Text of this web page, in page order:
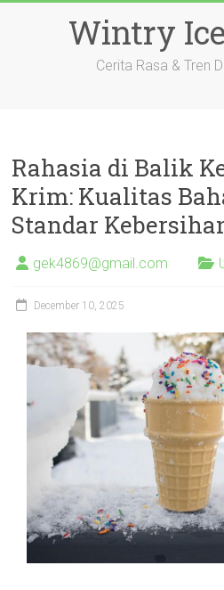
Wintry
Cerita Rasa & Tren
Rahasia di Balik
Krim: Kualitas
Standar
gek4869@gmail.com
December 10, 2025